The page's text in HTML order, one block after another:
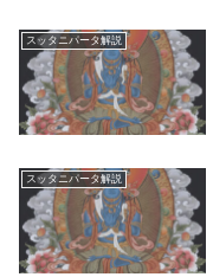
スッタニパータ解説
スッタニパータ解説